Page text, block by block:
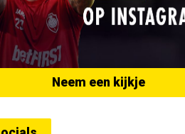
Neem een kijkje